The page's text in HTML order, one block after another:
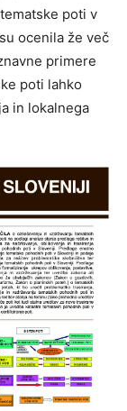
poti v
ocenila že več
primere
poti lahko
in lokalnega